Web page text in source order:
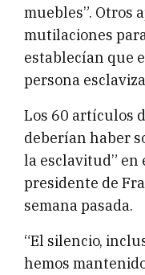
muebles”. Otros
mutilaciones
establecían que
persona
Los 60 artículos
deberían haber
la esclavitud” en
presidente de
semana pasada.
“El silencio,
hemos